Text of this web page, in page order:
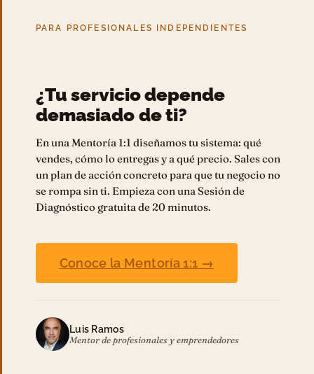
PARA PROFESIONALES INDEPENDIENTES
¿Tu servicio depende
demasiado de ti?
En una Mentoría 1:1 diseñamos tu sistema: qué
vendes, cómo lo entregas y a qué precio. Sales con
un plan de acción concreto para que tu negocio no
se rompa sin ti. Empieza con una Sesión de
Diagnóstico gratuita de 20 minutos.
Conoce la Mentoría 1:1 →
Luis Ramos
Mentor de profesionales y emprendedores